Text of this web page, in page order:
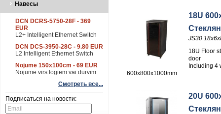
Навесы
DCN DCRS-5750-28F - 369
EUR
L2+ Intelligent Ethernet Switch
DCN DCS-3950-28C - 9.80 EUR
L2 Intelligent Ethernet Switch
Nojume 150x100cm - 69 EUR
Nojume virs logiem vai durvīm
Смотреть все...
Подписаться на новости:
18U
JS30
18U Floor
door
Including 4
600x800x1000mm
20U